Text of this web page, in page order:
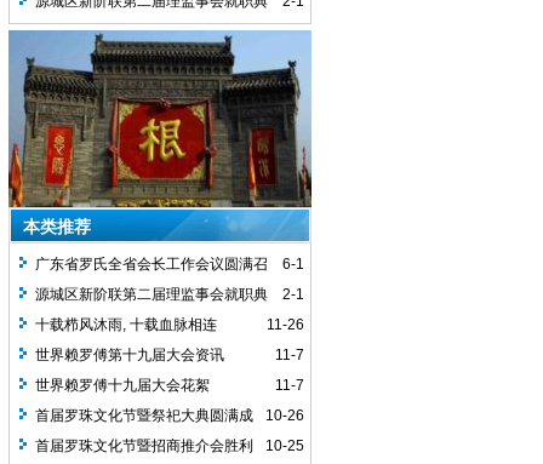
礼圆满举行
本类推荐
6-1
广东省罗氏全省会长工作会议圆满召
开
2-1
源城区新阶联第二届理监事会就职典
礼圆满举行
11-26
十载栉风沐雨, 十载血脉相连
11-7
世界赖罗傅第十九届大会资讯
11-7
世界赖罗傅十九届大会花絮
10-26
首届罗珠文化节暨祭祀大典圆满成
功
10-25
首届罗珠文化节暨招商推介会胜利